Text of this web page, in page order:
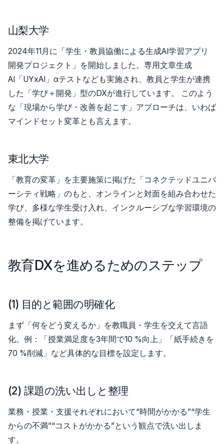
山梨大学
2024年11月に「学生・教員協働による生成AI学習アプリ
開発プロジェクト」を開始しました。専用文章生成
AI「UYxAI」αテストなども実施され、教員と学生が連携
した「学び＋開発」型のDXが進行しています。 このよう
な「現場から学び・改善を起こす」アプローチは、いわば
マインドセット変革とも言えます。
東北大学
「教育の変革」を主要施策に掲げた「コネクテッドユニバ
ーシティ戦略」のもと、オンラインと対面を組み合わせた
学び、多様な学生受け入れ、インクルーシブな学習環境の
整備を掲げています。
教育DXを進めるためのステップ
(1) 目的と範囲の明確化
まず「何をどう変えるか」を教職員・学生を交えて言語
化。例：「授業満足度を3年間で10 %向上」「紙手続きを
70 %削減」など具体的な目標を設定します。
(2) 課題の洗い出しと整理
業務・授業・支援それぞれにおいて“時間がかかる”“学生
からの不満”“コストがかかる”という観点で洗い出しま
す。